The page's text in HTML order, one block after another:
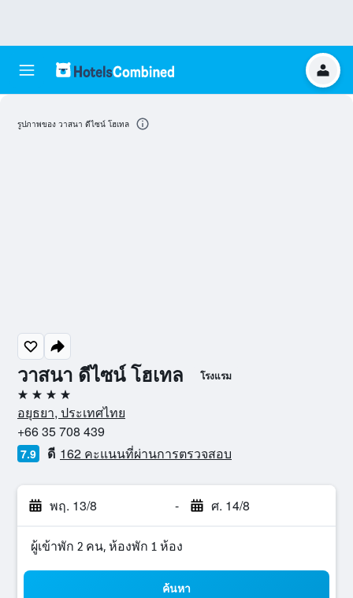
วาสนา ดีไซน์ โฮเทล โรงแรม
4 ดาว
อยุธยา, ประเทศไทย
+66 35 708 439
7.9 ดี 162 คะแนนที่ผ่านการตรวจสอบ
พฤ. 13/8 - ศ. 14/8
ผู้เข้าพัก 2 คน, ห้องพัก 1 ห้อง
ค้นหา
รูปภาพของ วาสนา ดีไซน์ โฮเทล